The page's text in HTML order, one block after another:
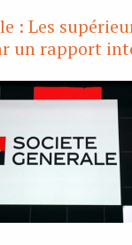
: Les
un rapport